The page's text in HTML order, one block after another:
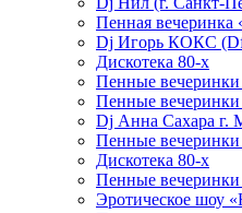
Пенная вечеринка
Dj Игорь КОКС
Дискотека 80-х
Пенные
Пенные
Dj Анна Сахара г.
Пенные
Дискотека 80-х
Пенные
Эротическое шоу